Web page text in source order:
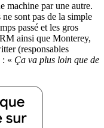
machine par une autre.
sont pas de la simple
passé et les gros
ainsi que Monterey,
(responsables
: « Ça va plus loin que de